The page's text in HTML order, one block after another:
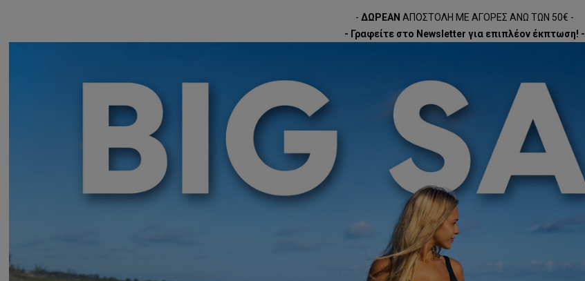
- ΔΩΡΕΑΝ ΑΠΟΣΤΟΛΗ ΜΕ ΑΓΟΡΕΣ ΑΝΩ ΤΩΝ 50€ -
- Γραφείτε στο Newsletter για επιπλέον έκπτωση! -